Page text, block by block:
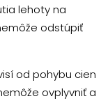
lehoty na
odstúpiť
od pohybu cien
ovplyvniť a